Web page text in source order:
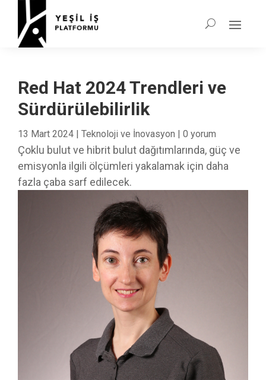
Red Hat 2024 Trendleri ve
Sürdürülebilirlik
13 Mart 2024 | Teknoloji ve İnovasyon | 0 yorum
Çoklu bulut ve hibrit bulut dağıtımlarında, güç ve
emisyonla ilgili ölçümleri yakalamak için daha
fazla çaba sarf edilecek.